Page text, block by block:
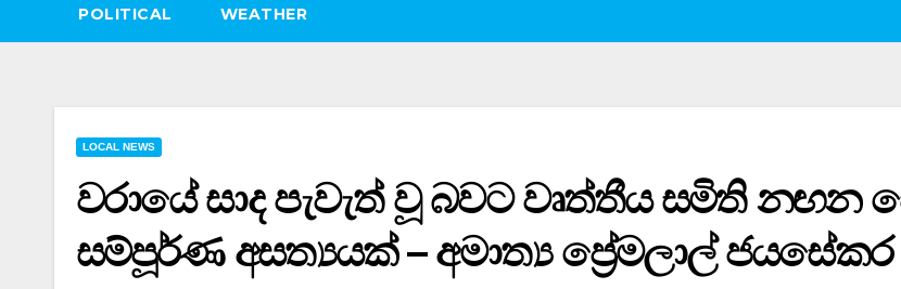
POLITICAL WEATHER
LOCAL NEWS
වරායේ සාද පැවැත් වූ බවට වෘත්තීය සමිති නඟන
සම්පූර්ණ අසත්‍යයක් – අමාත්‍ය ප්‍රේමලාල් ජයසේකර